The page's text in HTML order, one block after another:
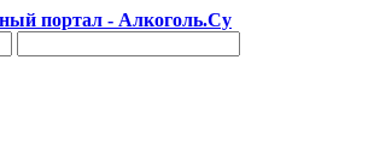
портал - Алкоголь.Су